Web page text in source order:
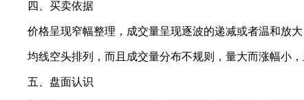
四、买卖依据
价格呈现窄幅整理，成交量呈现逐波的递减或者温和放大
均线空头排列，而且成交量分布不规则，量大而涨幅小，
五、盘面认识